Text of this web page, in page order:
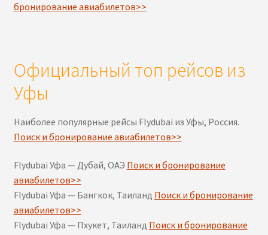
бронирование авиабилетов>>
Официальный топ рейсов из
Уфы
Наиболее популярные рейсы Flydubai из Уфы, Россия.
Поиск и бронирование авиабилетов>>
Flydubai Уфа — Дубай, ОАЭ Поиск и бронирование
авиабилетов>>
Flydubai Уфа — Бангкок, Таиланд Поиск и бронирование
авиабилетов>>
Flydubai Уфа — Пхукет, Таиланд Поиск и бронирование